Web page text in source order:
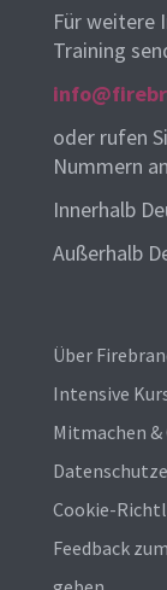
Für weitere
Training
oder rufen
Nummern
Innerhalb
Außerhalb
Über
Intensive
Mitmachen &
Cookie-
Feedback